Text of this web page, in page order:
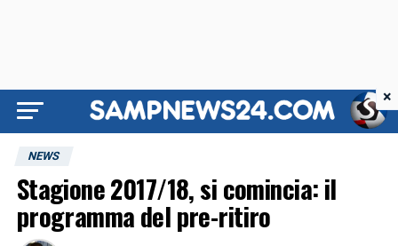
NEWS
Stagione 2017/18, si comincia: il
programma del pre-ritiro
×